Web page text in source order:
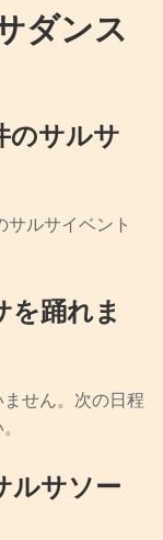
ダンス
のサルサ
ルサイベント
を踊れま
せん。次の日程
ルサソー